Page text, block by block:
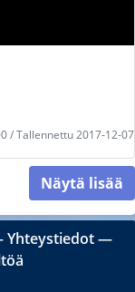
/ Tallennettu 2017-12-07
Näytä lisää
Yhteystiedot―